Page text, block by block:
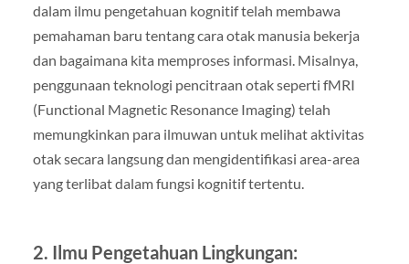
dalam ilmu pengetahuan kognitif telah membawa
pemahaman baru tentang cara otak manusia bekerja
dan bagaimana kita memproses informasi. Misalnya,
penggunaan teknologi pencitraan otak seperti fMRI
(Functional Magnetic Resonance Imaging) telah
memungkinkan para ilmuwan untuk melihat aktivitas
otak secara langsung dan mengidentifikasi area-area
yang terlibat dalam fungsi kognitif tertentu.
2. Ilmu Pengetahuan Lingkungan: